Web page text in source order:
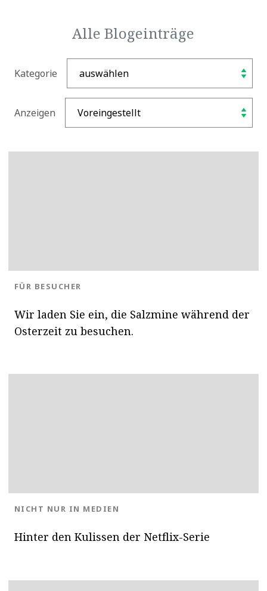
Alle Blogeinträge
Kategorie
Anzeigen
Wir laden Sie ein, die Salzmine während der
Osterzeit zu besuchen.
BLOG.CATEGORY
FÜR BESUCHER
Hinter den Kulissen der Netflix-Serie
BLOG.CATEGORY
NICHT NUR IN MEDIEN